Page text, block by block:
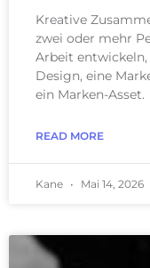
Kreative
zwei oder mehr
Arbeit
Design, eine
ein Marken-Asset.
READ MORE
Kane Mai 14, 2026